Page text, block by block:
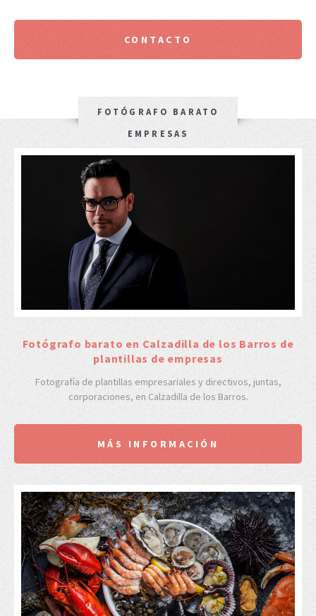
CONTACTO
FOTÓGRAFO BARATO
EMPRESAS
Fotógrafo barato en Calzadilla de los Barros de
plantillas de empresas
Fotografía de plantillas empresariales y directivos, juntas,
corporaciones, en Calzadilla de los Barros.
MÁS INFORMACIÓN